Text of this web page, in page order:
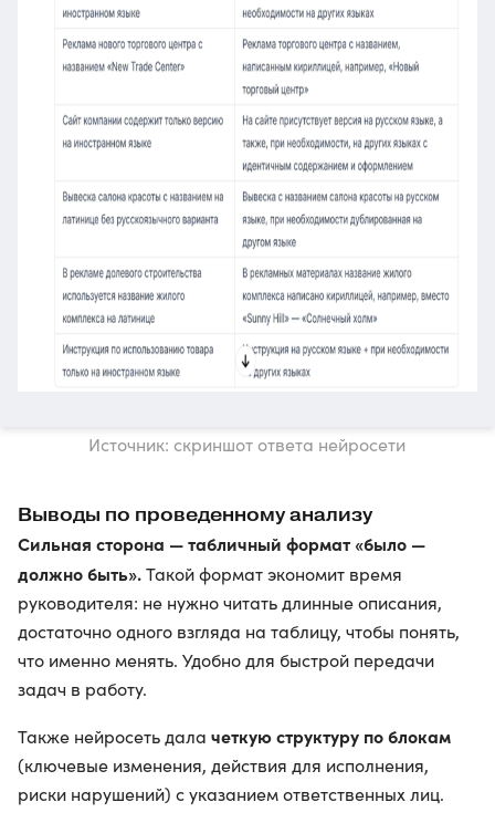
Источник: скриншот ответа нейросети
Выводы по проведенному анализу
Сильная сторона — табличный формат «было —
должно быть».Такой формат экономит время
руководителя: не нужно читать длинные описания,
достаточно одного взгляда на таблицу, чтобы понять,
что именно менять. Удобно для быстрой передачи
задач в работу.
Также нейросеть дала четкую структуру по блокам
(ключевые изменения, действия для исполнения,
риски нарушений) с указанием ответственных лиц.